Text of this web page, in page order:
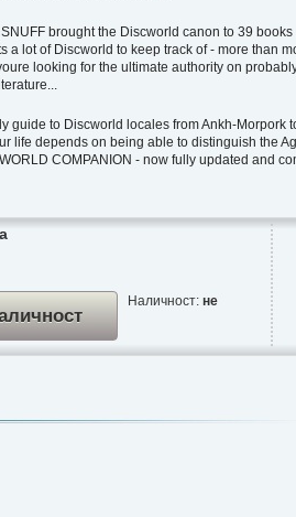
brought the Discworld canon to 39
a lot of Discworld to keep track of - more than
looking for the ultimate authority on
guide to Discworld locales from Ankh-
life depends on being able to distinguish the
COMPANION - now fully updated and
Наличност: не